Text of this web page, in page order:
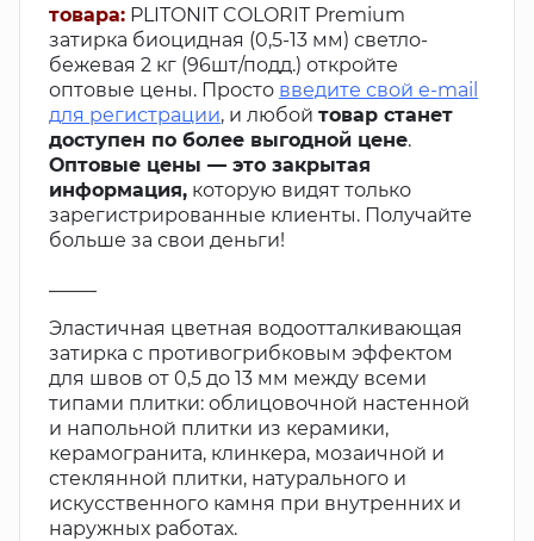
товара: PLITONIT COLORIT Premium
затирка биоцидная (0,5-13 мм) светло-
бежевая 2 кг (96шт/подд.) откройте
оптовые цены. Просто введите свой e-mail
для регистрации, и любой товар станет
доступен по более выгодной цене.
Оптовые цены — это закрытая
информация, которую видят только
зарегистрированные клиенты. Получайте
больше за свои деньги!
Эластичная цветная водоотталкивающая
затирка с противогрибковым эффектом
для швов от 0,5 до 13 мм между всеми
типами плитки: облицовочной настенной
и напольной плитки из керамики,
керамогранита, клинкера, мозаичной и
стеклянной плитки, натурального и
искусственного камня при внутренних и
наружных работах.